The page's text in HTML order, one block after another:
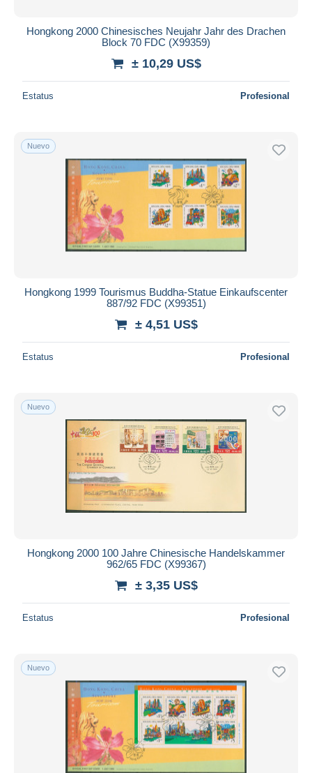
Hongkong 2000 Chinesisches Neujahr Jahr des Drachen
Block 70 FDC (X99359)
± 10,29 US$
Estatus Profesional
Nuevo
Hongkong 1999 Tourismus Buddha-Statue Einkaufscenter
887/92 FDC (X99351)
± 4,51 US$
Estatus Profesional
Nuevo
Hongkong 2000 100 Jahre Chinesische Handelskammer
962/65 FDC (X99367)
± 3,35 US$
Estatus Profesional
Nuevo